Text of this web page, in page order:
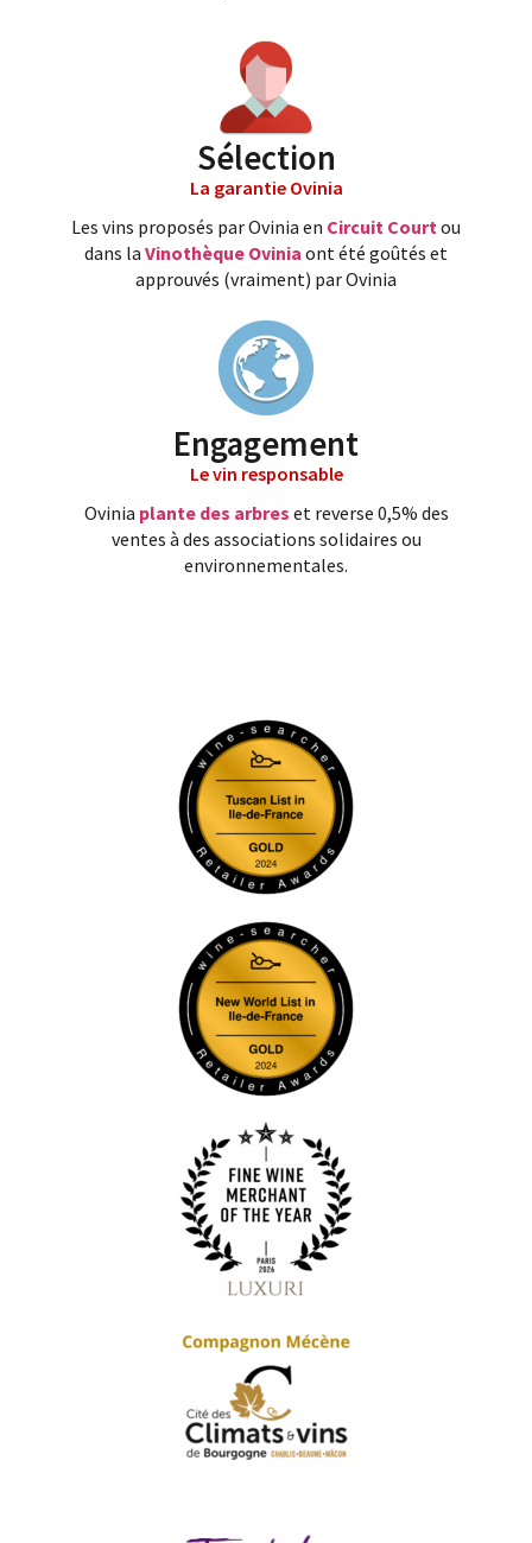
Sélection
La garantie Ovinia
Les vins proposés par Ovinia en Circuit Court ou
dans la Vinothèque Ovinia ont été goûtés et
approuvés (vraiment) par Ovinia
Engagement
Le vin responsable
Ovinia plante des arbres et reverse 0,5% des
ventes à des associations solidaires ou
environnementales.